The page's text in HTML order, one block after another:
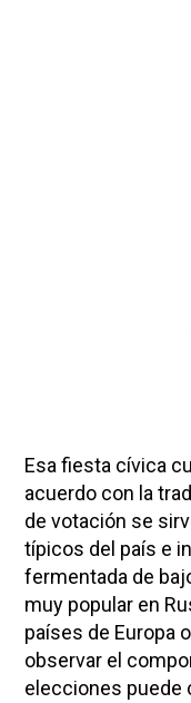
Esa fiesta cívica
acuerdo con la
de votación se
típicos del país e
fermentada de
muy popular en
países de Europa
observar el
elecciones puede